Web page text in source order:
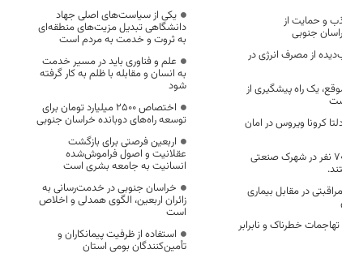
و حمایت از
جنوبی
از مصرف انرژی در
یک راه پیشگیری از
دلتا کرونا ویروس در امان
در حال حاضر ۲ هزار و ۷۰۰ نفر در شهرک صنعتی
در مقابل بیماری
خطرناک و نابرابر
یکی از سیاست‌های اصلی جهاد
دانشگاهی تبدیل مزیت‌های منطقه‌ای
به ثروت و خدمت به مردم است
علم و فناوری باید در مسیر خدمت
به انسان و مقابله با ظلم به کار گرفته
شود
اختصاص 2500 میلیارد تومان برای
توسعه راه‌های دوبانده خراسان جنوبی
اربعین فرصتی برای بازگشت
عقلانیت و اصول فراموش‌شده
انسانیت به جامعه بشری است
خراسان جنوبی در خدمت‌رسانی به
زائران اربعین، الگوی همدلی و اخلاص
است
استفاده از ظرفیت پیمانکاران و
تأمین‌کنندگان بومی استان